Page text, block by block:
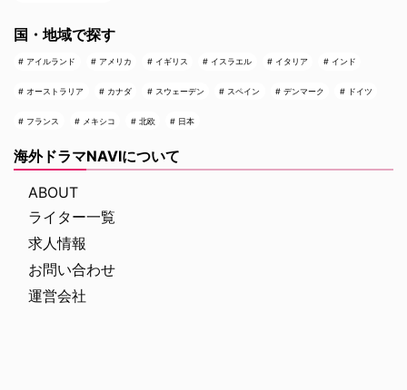
国・地域で探す
アイルランド アメリカ イギリス イスラエル イタリア インド
オーストラリア カナダ スウェーデン スペイン デンマーク ドイツ
フランス メキシコ 北欧 日本
海外ドラマNAVIについて
ABOUT
ライター一覧
求人情報
お問い合わせ
運営会社